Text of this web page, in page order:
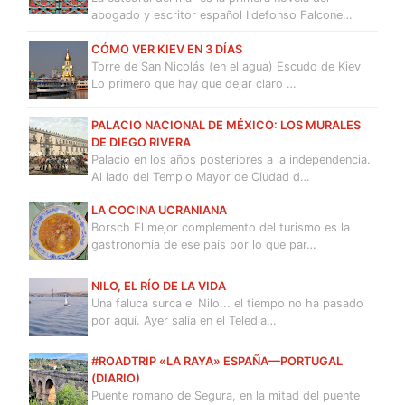
abogado y escritor español Ildefonso Falcone…
CÓMO VER KIEV EN 3 DÍAS
Torre de San Nicolás (en el agua) Escudo de Kiev
Lo primero que hay que dejar claro …
PALACIO NACIONAL DE MÉXICO: LOS MURALES
DE DIEGO RIVERA
Palacio en los años posteriores a la independencia.
Al lado del Templo Mayor de Ciudad d…
LA COCINA UCRANIANA
Borsch El mejor complemento del turismo es la
gastronomía de ese país por lo que par…
NILO, EL RÍO DE LA VIDA
Una faluca surca el Nilo... el tiempo no ha pasado
por aquí. Ayer salía en el Teledia…
#ROADTRIP «LA RAYA» ESPAÑA—PORTUGAL
(DIARIO)
Puente romano de Segura, en la mitad del puente